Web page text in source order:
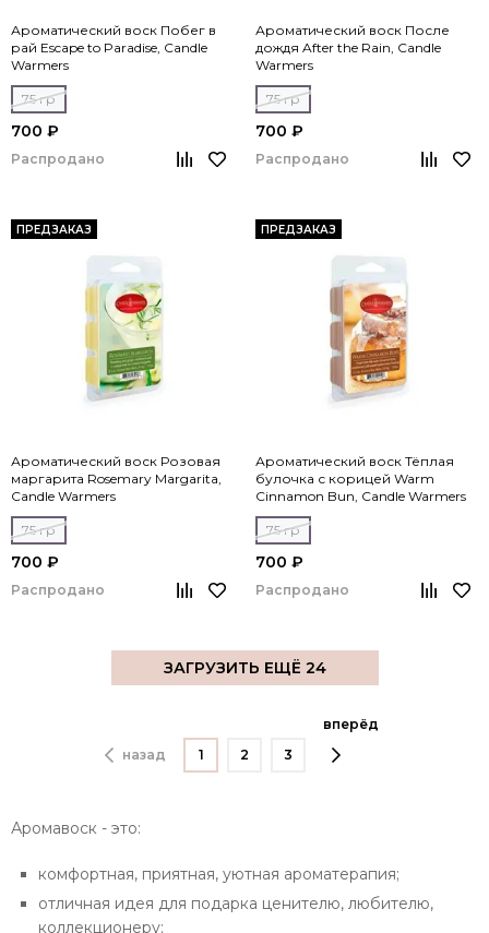
Ароматический воск Побег в
рай Escape to Paradise, Candle
Warmers
75 гр
700 ₽
Распродано
Ароматический воск После
дождя After the Rain, Candle
Warmers
75 гр
700 ₽
Распродано
ПРЕДЗАКАЗ
Ароматический воск Розовая
маргарита Rosemary Margarita,
Candle Warmers
75 гр
700 ₽
Распродано
ПРЕДЗАКАЗ
Ароматический воск Тёплая
булочка с корицей Warm
Cinnamon Bun, Candle Warmers
75 гр
700 ₽
Распродано
ЗАГРУЗИТЬ ЕЩЁ 24
назад 1 2 3
вперёд
Аромавоск - это:
комфортная, приятная, уютная ароматерапия;
отличная идея для подарка ценителю, любителю,
коллекционеру;